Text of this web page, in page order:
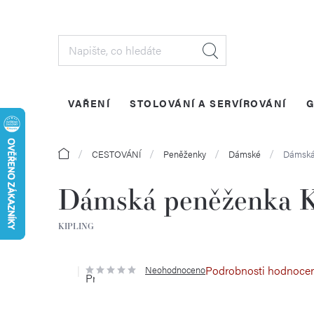
VAŘENÍ STOLOVÁNÍ A SERVÍROVÁNÍ
DomůCESTOVÁNÍ Peněženky Dámské
Dámská
KIPLING
Průměrné
hodnocení
NeohodnocenoPodrobnosti